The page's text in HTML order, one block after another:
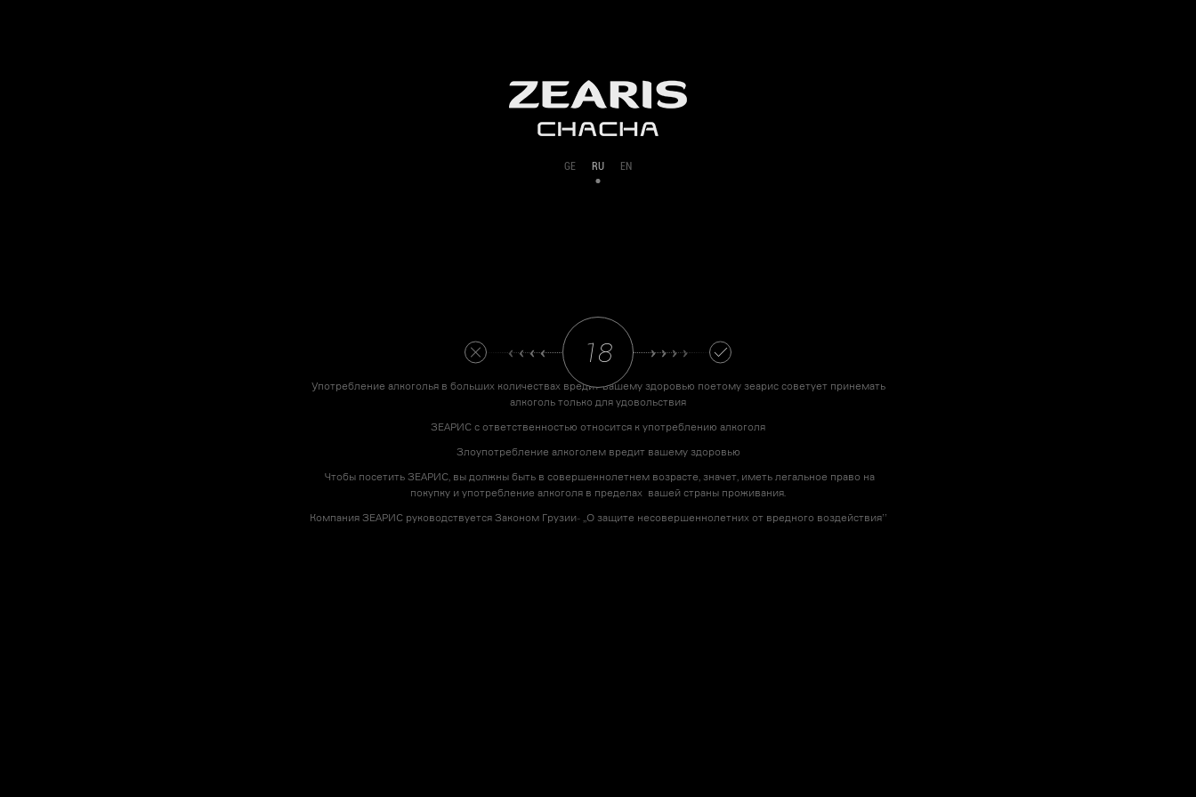
GE RU EN
‹ ‹ ‹ ‹ › › › ›
Употребление алкоголья в больших количествах вредит вашему здоровью поетому зеарис советует принемать
алкоголь только для удовольствия
ЗЕАРИС с ответственностью относится к употреблению алкоголя
Злоупотребление алкоголем вредит вашему здоровью
Чтобы посетить ЗЕАРИС, вы должны быть в совершеннолетнем возрасте, значет, иметь легальное право на
покупку и употребление алкоголя в пределах вашей страны проживания.
Компания ЗЕАРИС руководствуется Законом Грузии- ,,О защите несовершеннолетних от вредного воздействия’’